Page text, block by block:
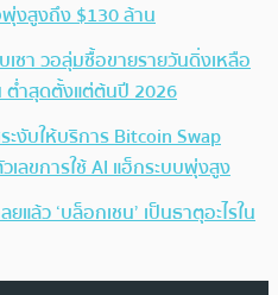
งสูงถึง $130 ล้าน
ซา วอลุ่มซื้อขายรายวันดิ่งเหลือ
ำสุดตั้งแต่ต้นปี 2026
ะงับให้บริการ Bitcoin Swap
เลขการใช้ AI แฮ็กระบบพุ่งสูง
แล้ว ‘บล็อกเชน’ เป็นธาตุอะไรใน